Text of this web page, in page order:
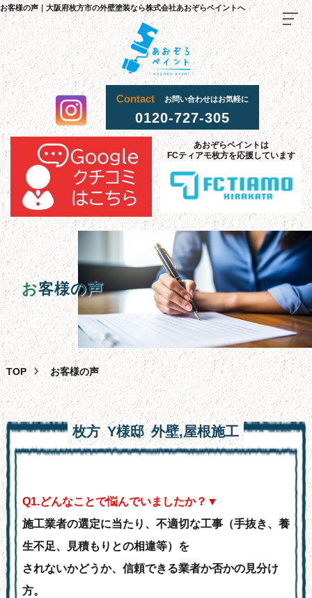
お客様の声｜大阪府枚方市の外壁塗装なら株式会社あおぞらペイントへ
Contact お問い合わせはお気軽に
0120-727-305
あおぞらペイントは
FCティアモ枚方を応援しています
お客様の声
TOP お客様の声
TOP
料金・施工までの流れ
当社 が選ばれる理由
施工事例
お客様
採用情報
外壁塗装
屋根塗装・葺き替え・カバー工法
雨漏り・バルコニー・ベランダ防水工事
その 他サービス
助成金 相談
スタッフ紹介
会社概要
問合せ フォーム
サイ ト マップ
枚方 Y様邸 外壁,屋根施工
Q1.どんなことで悩んでいましたか？▼
施工業者の選定に当たり、不適切な工事（手抜き、養
生不足、見積もりとの相違等）を
されないかどうか、信頼できる業者か否かの見分け
方。